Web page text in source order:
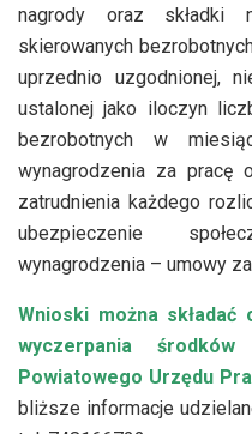
nagrody oraz składki
skierowanych
uprzednio uzgodnionej,
ustalonej jako iloczyn
bezrobotnych w
wynagrodzenia za pracę
zatrudnienia każdego
ubezpieczenie
wynagrodzenia – umowy
Wnioski można
wyczerpania
Powiatowego Urzędu
bliższe informacje